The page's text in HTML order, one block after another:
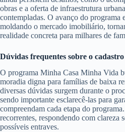
obras e a oferta de infraestrutura
contempladas. O avanço do programa
moldando o mercado imobiliário,
realidade concreta para milhares de
Dúvidas frequentes sobre o
O programa Minha Casa Minha Vida
moradia digna para famílias de baixa
diversas dúvidas surgem durante o
sendo importante esclarecê-las para
compreendam cada etapa do
recorrentes, respondendo com clareza
possíveis entraves.